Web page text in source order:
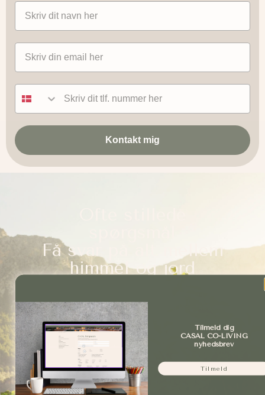
Navn
Email
Tlf nummer
Kontakt mig
Få svar på alt mellem
himmel og jord
vil vide mere om processen, priser eller praktiske
detaljer, er vores FAQ din genvej til hurtig afklaring.
LÆS VORES FAQ
Tilmeld dig
CASAL CO-LIVING
nyhedsbrev
Tilmeld